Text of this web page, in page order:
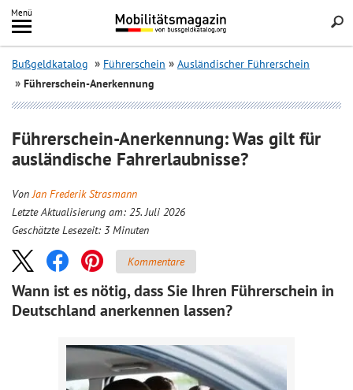
Inhalt
springen
Menü
Search
Bußgeldkatalog Führerschein
Ausländischer Führerschein
Führerschein-Anerkennung
Führerschein-Anerkennung: Was gilt für
ausländische Fahrerlaubnisse?
VonJan Frederik Strasmann
Letzte Aktualisierung am: 25. Juli 2026
Geschätzte Lesezeit: 3 Minuten
Kommentare
Wann ist es nötig, dass Sie Ihren Führerschein in
Deutschland anerkennen lassen?